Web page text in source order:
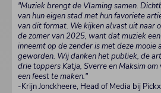
"Muziek brengt de Vlaming samen.
van hun eigen stad met hun favoriete
van dit format. We kijken alvast uit naar
de zomer van 2025, want dat muziek
inneemt op de zender is met deze
geworden. Wij danken het publiek, de
drie toppers Katja, Sverre en Maksim
een feest te maken."
-Krijn Jonckheere, Head of Media bij Pickx